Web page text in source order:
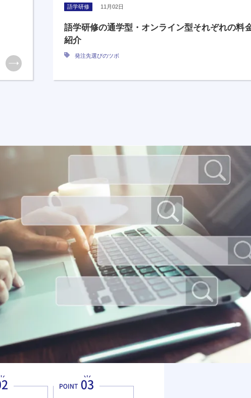
語学研修 11月02日
語学研修の通学型・オンライン型それぞれの料
紹介
発注先選びのツボ